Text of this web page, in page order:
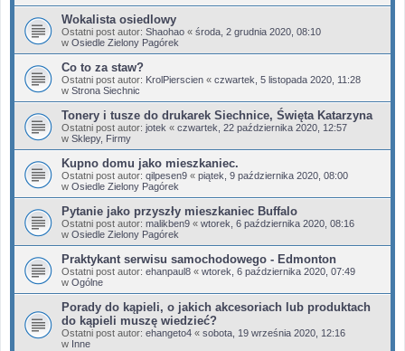
Wokalista osiedlowy
Ostatni post autor: Shaohao « środa, 2 grudnia 2020, 08:10
w Osiedle Zielony Pagórek
Co to za staw?
Ostatni post autor: KrolPierscien « czwartek, 5 listopada 2020, 11:28
w Strona Siechnic
Tonery i tusze do drukarek Siechnice, Święta Katarzyna
Ostatni post autor: jotek « czwartek, 22 października 2020, 12:57
w Sklepy, Firmy
Kupno domu jako mieszkaniec.
Ostatni post autor: qilpesen9 « piątek, 9 października 2020, 08:00
w Osiedle Zielony Pagórek
Pytanie jako przyszły mieszkaniec Buffalo
Ostatni post autor: malikben9 « wtorek, 6 października 2020, 08:16
w Osiedle Zielony Pagórek
Praktykant serwisu samochodowego - Edmonton
Ostatni post autor: ehanpaul8 « wtorek, 6 października 2020, 07:49
w Ogólne
Porady do kąpieli, o jakich akcesoriach lub produktach
do kąpieli muszę wiedzieć?
Ostatni post autor: ehangeto4 « sobota, 19 września 2020, 12:16
w Inne